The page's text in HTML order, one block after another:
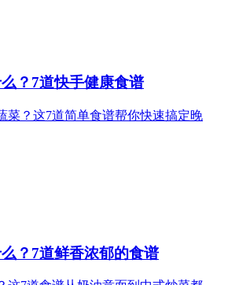
？7道快手健康食谱
菜？这7道简单食谱帮你快速搞定晚
？7道鲜香浓郁的食谱